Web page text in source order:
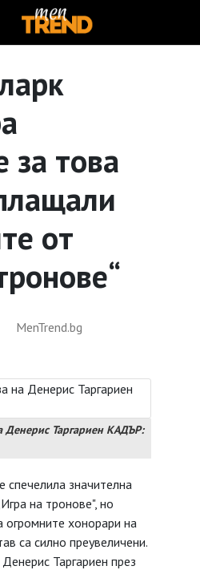
за това
от
MenTrend.bg
Денерис Таргариен КАДЪР:
спечелила значителна
на тронове", но
огромните хонорари на
са силно преувеличени.
Таргариен през